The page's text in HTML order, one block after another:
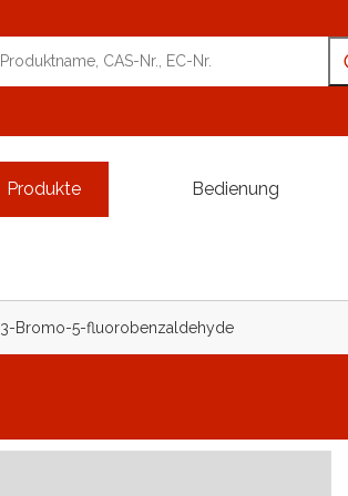
Produkte Bedienung
3-Bromo-5-fluorobenzaldehyde